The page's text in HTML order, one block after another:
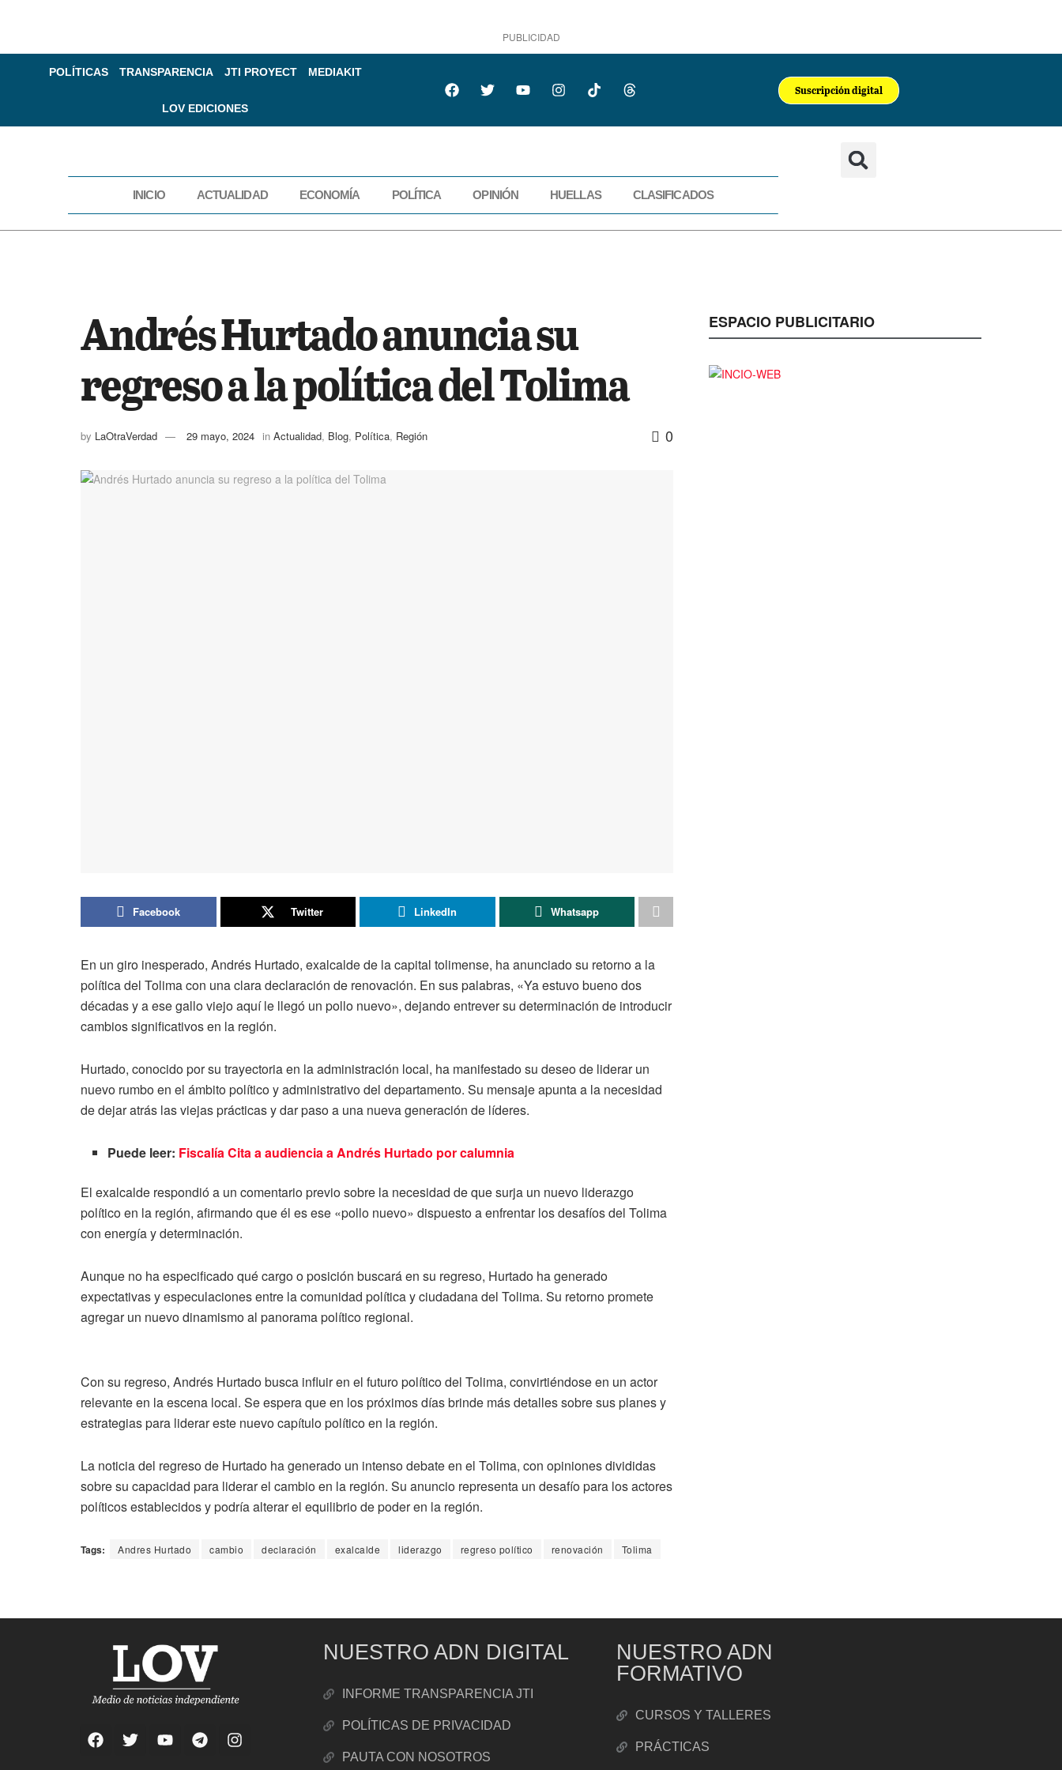
PUBLICIDAD
POLÍTICAS TRANSPARENCIA JTI PROYECT MEDIAKIT
LOV EDICIONES
Suscripción digital
INICIO ACTUALIDAD ECONOMÍA POLÍTICA OPINIÓN HUELLAS CLASIFICADOS
Andrés Hurtado anuncia su
regreso a la política del Tolima
by LaOtraVerdad 29 mayo, 2024 in Actualidad, Blog, Política, Región 0
Facebook Twitter LinkedIn Whatsapp
En un giro inesperado, Andrés Hurtado, exalcalde de la capital tolimense, ha anunciado su retorno a la
política del Tolima con una clara declaración de renovación. En sus palabras, «Ya estuvo bueno dos
décadas y a ese gallo viejo aquí le llegó un pollo nuevo», dejando entrever su determinación de introducir
cambios significativos en la región.
Hurtado, conocido por su trayectoria en la administración local, ha manifestado su deseo de liderar un
nuevo rumbo en el ámbito político y administrativo del departamento. Su mensaje apunta a la necesidad
de dejar atrás las viejas prácticas y dar paso a una nueva generación de líderes.
Puede leer: Fiscalía Cita a audiencia a Andrés Hurtado por calumnia
El exalcalde respondió a un comentario previo sobre la necesidad de que surja un nuevo liderazgo
político en la región, afirmando que él es ese «pollo nuevo» dispuesto a enfrentar los desafíos del Tolima
con energía y determinación.
Aunque no ha especificado qué cargo o posición buscará en su regreso, Hurtado ha generado
expectativas y especulaciones entre la comunidad política y ciudadana del Tolima. Su retorno promete
agregar un nuevo dinamismo al panorama político regional.
Con su regreso, Andrés Hurtado busca influir en el futuro político del Tolima, convirtiéndose en un actor
relevante en la escena local. Se espera que en los próximos días brinde más detalles sobre sus planes y
estrategias para liderar este nuevo capítulo político en la región.
La noticia del regreso de Hurtado ha generado un intenso debate en el Tolima, con opiniones divididas
sobre su capacidad para liderar el cambio en la región. Su anuncio representa un desafío para los actores
políticos establecidos y podría alterar el equilibrio de poder en la región.
Tags: Andres Hurtado cambio declaración exalcalde liderazgo regreso político renovación Tolima
ESPACIO PUBLICITARIO
NUESTRO ADN DIGITAL
INFORME TRANSPARENCIA JTI
POLÍTICAS DE PRIVACIDAD
PAUTA CON NOSOTROS
NUESTRO ADN
FORMATIVO
CURSOS Y TALLERES
PRÁCTICAS